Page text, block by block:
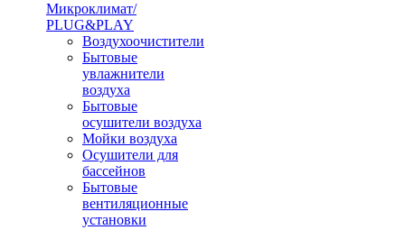
Микроклимат/
PLUG&PLAY
Воздухоочистители
Бытовые
увлажнители
воздуха
Бытовые
осушители воздуха
Мойки воздуха
Осушители для
бассейнов
Бытовые
вентиляционные
установки